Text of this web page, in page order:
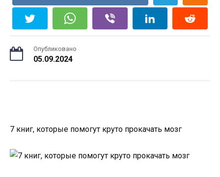
Опубликовано
05.09.2024
7 книг, которые помогут круто прокачать мозг